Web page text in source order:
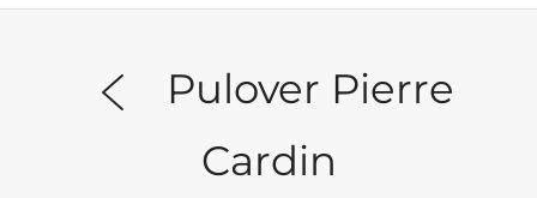
Pulover Pierre
Cardin